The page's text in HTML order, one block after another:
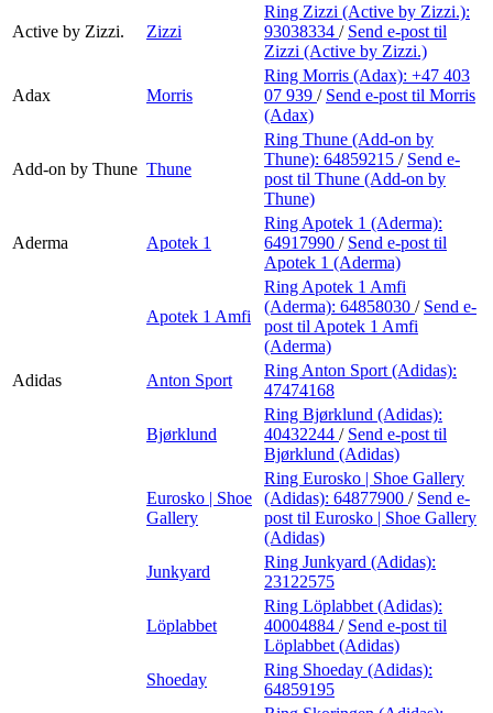
Active by Zizzi. Zizzi
Ring Zizzi (Active by Zizzi.):
93038334 / Send e-post til
Zizzi (Active by Zizzi.)
Adax Morris
Ring Morris (Adax): +47 403
07 939 / Send e-post til Morris
(Adax)
Add-on by Thune Thune
Ring Thune (Add-on by
Thune): 64859215 / Send e-
post til Thune (Add-on by
Thune)
Aderma Apotek 1
Ring Apotek 1 (Aderma):
64917990 / Send e-post til
Apotek 1 (Aderma)
Apotek 1 Amfi
Ring Apotek 1 Amfi
(Aderma): 64858030 / Send e-
post til Apotek 1 Amfi
(Aderma)
Adidas
Anton Sport
Ring Anton Sport (Adidas):
47474168
Bjørklund
Ring Bjørklund (Adidas):
40432244 / Send e-post til
Bjørklund (Adidas)
Eurosko | Shoe
Gallery
Ring Eurosko | Shoe Gallery
(Adidas): 64877900 / Send e-
post til Eurosko | Shoe Gallery
(Adidas)
Junkyard
Ring Junkyard (Adidas):
23122575
Löplabbet
Ring Löplabbet (Adidas):
40004884 / Send e-post til
Löplabbet (Adidas)
Shoeday
Ring Shoeday (Adidas):
64859195